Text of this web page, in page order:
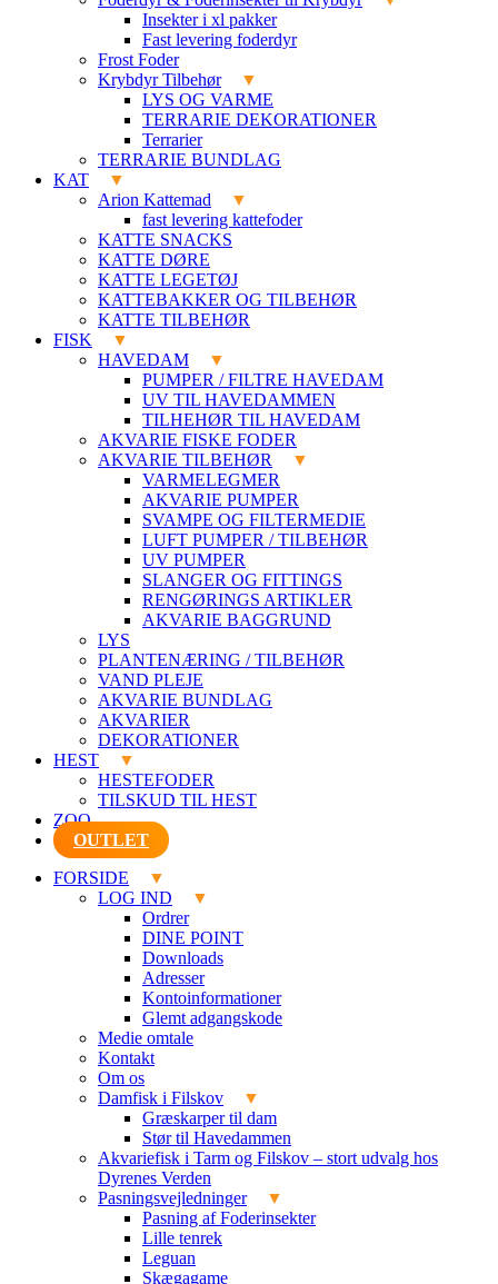
Insekter i xl pakker
Fast levering foderdyr
Frost Foder
Krybdyr Tilbehør
LYS OG VARME
TERRARIE DEKORATIONER
Terrarier
TERRARIE BUNDLAG
KAT
Arion Kattemad
fast levering kattefoder
KATTE SNACKS
KATTE DØRE
KATTE LEGETØJ
KATTEBAKKER OG TILBEHØR
KATTE TILBEHØR
FISK
HAVEDAM
PUMPER / FILTRE HAVEDAM
UV TIL HAVEDAMMEN
TILHEHØR TIL HAVEDAM
AKVARIE FISKE FODER
AKVARIE TILBEHØR
VARMELEGMER
AKVARIE PUMPER
SVAMPE OG FILTERMEDIE
LUFT PUMPER / TILBEHØR
UV PUMPER
SLANGER OG FITTINGS
RENGØRINGS ARTIKLER
AKVARIE BAGGRUND
LYS
PLANTENÆRING / TILBEHØR
VAND PLEJE
AKVARIE BUNDLAG
AKVARIER
DEKORATIONER
HEST
HESTEFODER
TILSKUD TIL HEST
ZOO
OUTLET
FORSIDE
LOG IND
Ordrer
DINE POINT
Downloads
Adresser
Kontoinformationer
Glemt adgangskode
Medie omtale
Kontakt
Om os
Damfisk i Filskov
Græskarper til dam
Stør til Havedammen
Akvariefisk i Tarm og Filskov – stort udvalg hos
Dyrenes Verden
Pasningsvejledninger
Pasning af Foderinsekter
Lille tenrek
Leguan
Skægagame